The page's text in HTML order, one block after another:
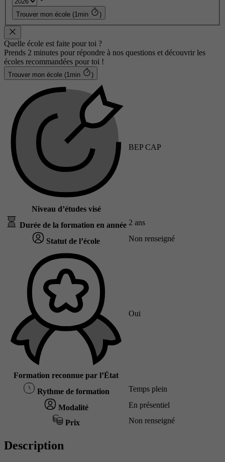
Trouver mon école (1min )
Quelle école est faite pour toi ?
Prends 2 minutes pour répondre à nos questions et découvrir les
écoles recommandées pour toi !
Trouver mon école (1min )
Niveau d’études visé
BEP CAP
Durée de la formation en année 2 ans
Statut de l’école Non renseigné
Formation reconnue par l’État
Oui
Rythme de formation Temps plein
Modalité En présentiel
Prix Non renseigné
Description